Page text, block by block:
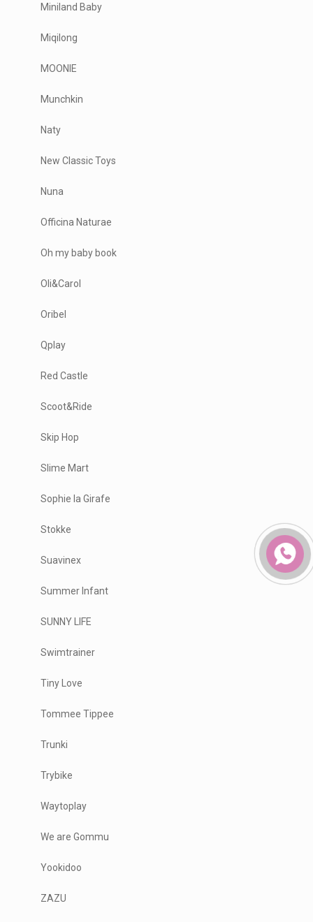
Miniland Baby
Miqilong
MOONIE
Munchkin
Naty
New Classic Toys
Nuna
Officina Naturae
Oh my baby book
Oli&Carol
Oribel
Qplay
Red Castle
Scoot&Ride
Skip Hop
Slime Mart
Sophie la Girafe
Stokke
Suavinex
Summer Infant
SUNNY LIFE
Swimtrainer
Tiny Love
Tommee Tippee
Trunki
Trybike
Waytoplay
We are Gommu
Yookidoo
ZAZU